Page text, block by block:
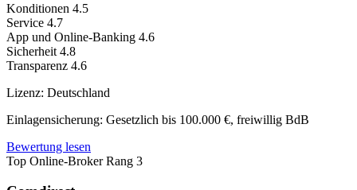
Konditionen 4.5
Service 4.7
App und Online-Banking 4.6
Sicherheit 4.8
Transparenz 4.6
Lizenz: Deutschland
Einlagensicherung: Gesetzlich bis 100.000 €, freiwillig BdB
Bewertung lesen
Top Online-Broker Rang 3